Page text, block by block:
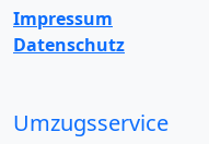
Impressum
Datenschutz
Umzugsservice